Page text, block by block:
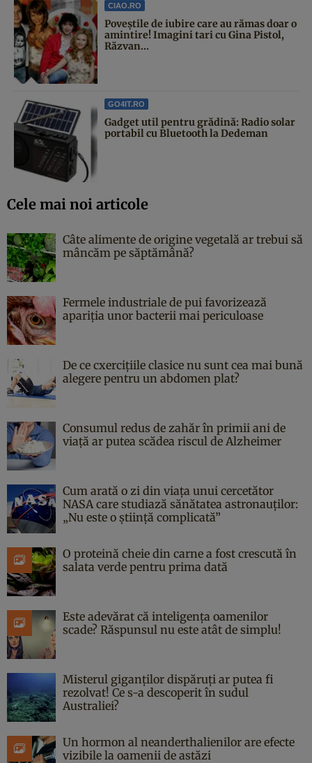
CIAO.RO
Poveştile de iubire care au rămas doar o
amintire! Imagini tari cu Gina Pistol,
Răzvan...
GO4IT.RO
Gadget util pentru grădină: Radio solar
portabil cu Bluetooth la Dedeman
Cele mai noi articole
Câte alimente de origine vegetală ar trebui să
mâncăm pe săptămână?
Fermele industriale de pui favorizează
apariția unor bacterii mai periculoase
De ce cxercițiile clasice nu sunt cea mai bună
alegere pentru un abdomen plat?
Consumul redus de zahăr în primii ani de
viață ar putea scădea riscul de Alzheimer
Cum arată o zi din viața unui cercetător
NASA care studiază sănătatea astronauților:
„Nu este o știință complicată”
O proteină cheie din carne a fost crescută în
salata verde pentru prima dată
Este adevărat că inteligența oamenilor
scade? Răspunsul nu este atât de simplu!
Misterul giganților dispăruți ar putea fi
rezolvat! Ce s-a descoperit în sudul
Australiei?
Un hormon al neanderthalienilor are efecte
vizibile la oamenii de astăzi